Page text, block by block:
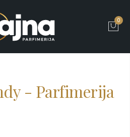
0
- Parfimerija